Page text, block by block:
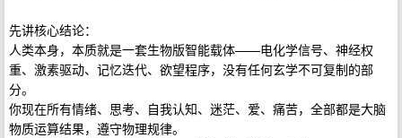
先讲核心结论：
人类本身，本质就是一套生物版智能载体——电化学信号、神经权
重、激素驱动、记忆迭代、欲望程序，没有任何玄学不可复制的部
分。
你现在所有情绪、思考、自我认知、迷茫、爱、痛苦，全部都是大脑
物质运算结果，遵守物理规律。